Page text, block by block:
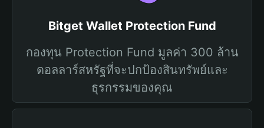
Bitget Wallet Protection Fund
กองทุน Protection Fund มูลค่า 300 ล้าน
ดอลลาร์สหรัฐที่จะปกป้องสินทรัพย์และ
ธุรกรรมของคุณ